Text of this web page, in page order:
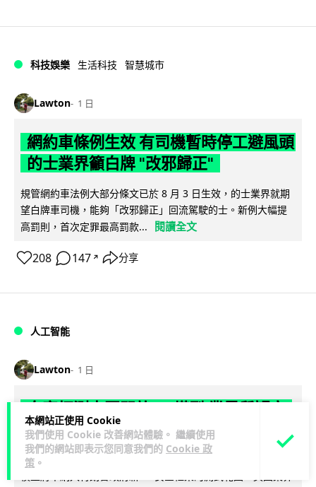
本網站正使用 Cookie
我們使用 Cookie 改善網站體驗。 繼續使用
我們的網站即表示您同意我們的 Cookie 政
策 。
科技娛樂 生活科技 智慧城市
Lawton 1 日
網約車條例生效 有司機暫時停工避風頭
的士業界籲白牌 "改邪歸正"
規管網約車法例大部分條文已於 8 月 3 日生效，的士業界就期
望白牌車司機，能夠「改邪歸正」回流駕駛的士。新例大幅提
高罰則，首次定罪最高罰款...
閱讀全文
208 147 ↗ 分享
人工智能
Lawton 1 日
白宮拒測中國開放 AI 模型 業界質疑安
全框架選擇性執行
彭博社報道，白宮通知美國頂尖 AI 公司，中國開發的開放權重